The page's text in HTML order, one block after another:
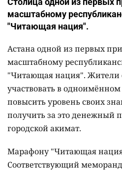
масштабному
"Читающая нация".
Астана одной из первых
масштабному
"Читающая нация". Жители
участвовать в
повысить уровень своих
получить за это денежный
городской акимат.
Марафону "Читающая
Соответствующий